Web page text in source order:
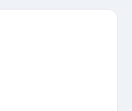
للزيارة.يُقدم ركوب الأمواج على